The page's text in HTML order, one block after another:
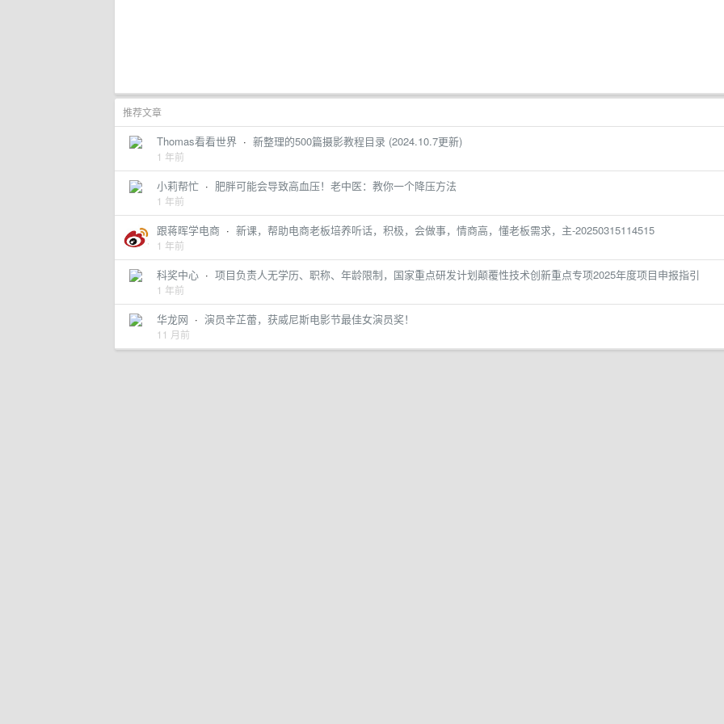
推荐文章
Thomas看看世界 · 新整理的500篇摄影教程目录 (2024.10.7更新)
1 年前
小莉帮忙 · 肥胖可能会导致高血压！​老中医：教你一个降压方法
1 年前
跟蒋晖学电商 · 新课，帮助电商老板培养听话，积极，会做事，情商高，懂老板需求，主-20250315114515
1 年前
科奖中心 · 项目负责人无学历、职称、年龄限制，国家重点研发计划颠覆性技术创新重点专项2025年度项目申报指引
1 年前
华龙网 · 演员辛芷蕾，获威尼斯电影节最佳女演员奖！
11 月前